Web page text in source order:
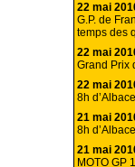
22 mai
G.P. de
temps des
22 mai
Grand Prix
22 mai
8h
21 mai
8h
21 mai
MOTO GP